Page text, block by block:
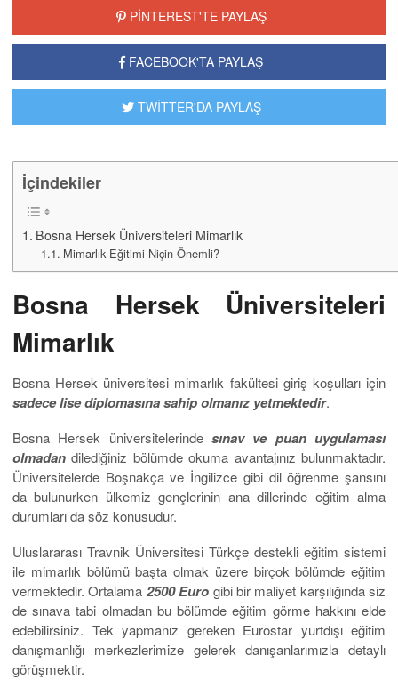
PİNTEREST'TE PAYLAŞ
FACEBOOK'TA PAYLAŞ
TWİTTER'DA PAYLAŞ
İçindekiler
Bosna Hersek Üniversiteleri Mimarlık
Mimarlık Eğitimi Niçin Önemli?
Bosna Hersek Üniversiteleri
Mimarlık
Bosna Hersek üniversitesi mimarlık fakültesi giriş koşulları için
sadece lise diplomasına sahip olmanız yetmektedir.
Bosna Hersek üniversitelerindesınav ve puan uygulaması
olmadan dilediğiniz bölümde okuma avantajınız bulunmaktadır.
Üniversitelerde Boşnakça ve İngilizce gibi dil öğrenme şansını
da bulunurken ülkemiz gençlerinin ana dillerinde eğitim alma
durumları da söz konusudur.
Uluslararası Travnik Üniversitesi Türkçe destekli eğitim sistemi
ile mimarlık bölümü başta olmak üzere birçok bölümde eğitim
vermektedir. Ortalama 2500 Euro gibi bir maliyet karşılığında siz
de sınava tabi olmadan bu bölümde eğitim görme hakkını elde
edebilirsiniz. Tek yapmanız gereken Eurostar yurtdışı eğitim
danışmanlığı merkezlerimize gelerek danışanlarımızla detaylı
görüşmektir.